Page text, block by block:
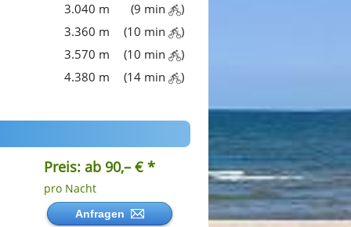
3.040 m (9 min
)
3.360 m
(10 min
)
3.570 m
(10 min
)
4.380 m
(14 min )
Preis: ab 90,– € *
pro Nacht
Anfragen